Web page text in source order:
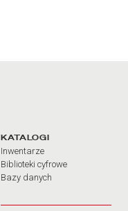
KATALOGI
Inwentarze
Biblioteki cyfrowe
Bazy danych